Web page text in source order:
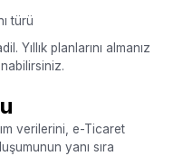
türü
Yıllık planlarını almanız
verilerini, e-Ticaret
yanı sıra